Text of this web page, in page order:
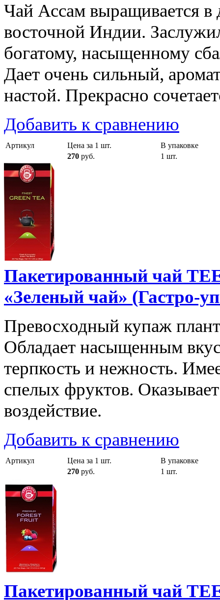
Чай Ассам выращивается в
восточной Индии.
богатому, насыщенному
Дает очень сильный,
настой. Прекрасно
Добавить к сравнению
Артикул Цена за 1 шт.
В упаковке
270 руб. 1 шт.
Пакетированный чай
«Зеленый чай» (Гастро-
Превосходный купаж
Обладает насыщенным
терпкость и нежность.
спелых фруктов.
воздействие.
Добавить к сравнению
Артикул Цена за 1 шт.
В упаковке
270 руб. 1 шт.
Пакетированный чай